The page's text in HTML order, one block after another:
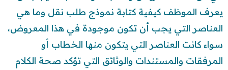
يعرف الموظف كيفية كتابة نموذج طلب نقل وما هي
العناصر التي يجب أن تكون موجودة في هذا المعروض،
سواء كانت العناصر التي يتكون منها الخطاب أو
المرفقات والمستندات والوثائق التي تؤكد صحة الكلام